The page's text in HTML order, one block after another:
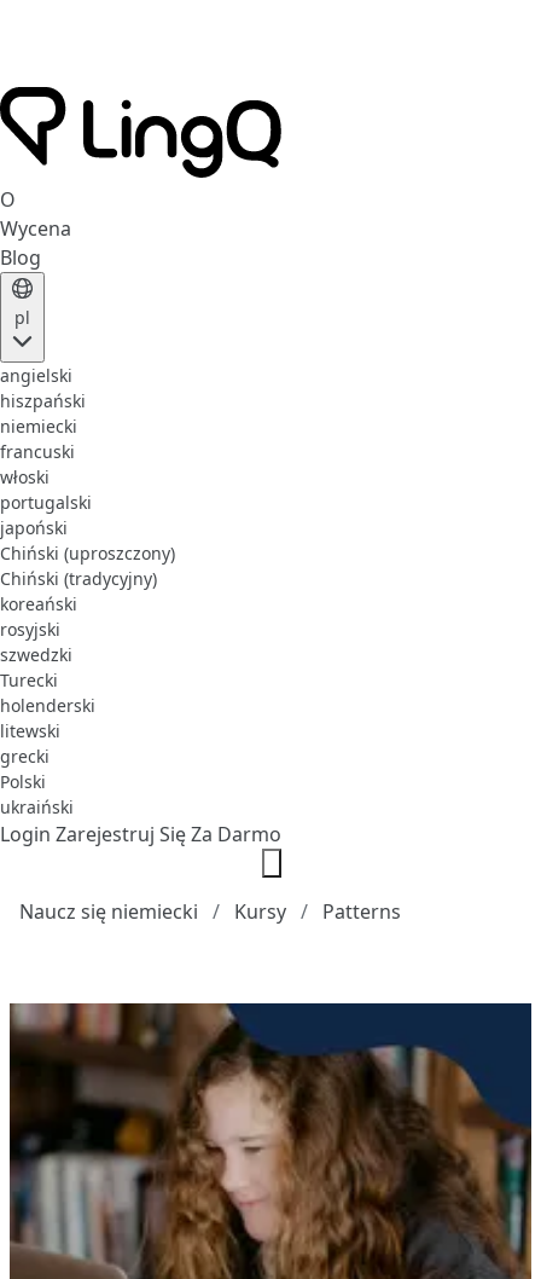
O
Wycena
Blog
pl
angielski
hiszpański
niemiecki
francuski
włoski
portugalski
japoński
Chiński (uproszczony)
Chiński (tradycyjny)
koreański
rosyjski
szwedzki
Turecki
holenderski
litewski
grecki
Polski
ukraiński
Login Zarejestruj Się Za Darmo
Naucz się niemiecki Kursy Patterns